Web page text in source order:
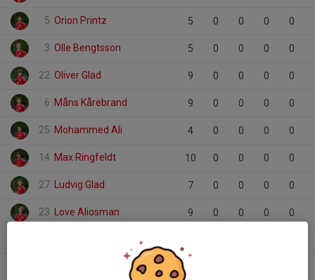
5 Orion Printz 5 0 0 0 0
3 Olle Bengtsson 5 0 0 0 0
22 Oliver Glad 9 0 0 0 0
6 Måns Kårebrand 9 0 0 0 0
25 Mohammed Ali 4 0 0 0 0
14 Max Ringfeldt 10 0 0 0 0
27 Ludvig Glad 7 0 0 0 0
23 Love Aliosman 9 0 0 0 0